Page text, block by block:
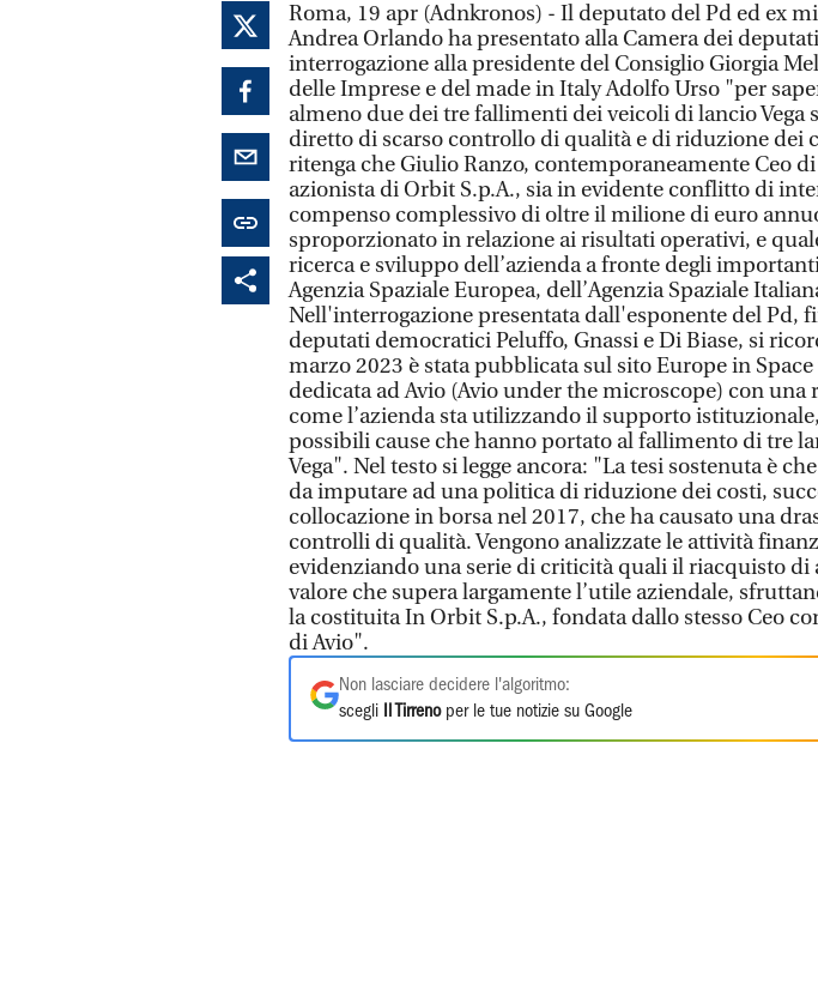
Roma, 19 apr (Adnkronos) - Il deputato del Pd ed ex
Andrea Orlando ha presentato alla Camera dei
interrogazione alla presidente del Consiglio Giorgia
delle Imprese e del made in Italy Adolfo Urso "per
almeno due dei tre fallimenti dei veicoli di lancio Vega
diretto di scarso controllo di qualità e di riduzione dei
ritenga che Giulio Ranzo, contemporaneamente Ceo
azionista di Orbit S.p.A., sia in evidente conflitto di
compenso complessivo di oltre il milione di euro
sproporzionato in relazione ai risultati operativi, e
ricerca e sviluppo dell’azienda a fronte degli
Agenzia Spaziale Europea, dell’Agenzia Spaziale
Nell'interrogazione presentata dall'esponente del Pd,
deputati democratici Peluffo, Gnassi e Di Biase, si
marzo 2023 è stata pubblicata sul sito Europe in Space
dedicata ad Avio (Avio under the microscope) con una
come l’azienda sta utilizzando il supporto
possibili cause che hanno portato al fallimento di tre
Vega". Nel testo si legge ancora: "La tesi sostenuta è
da imputare ad una politica di riduzione dei costi,
collocazione in borsa nel 2017, che ha causato una
controlli di qualità. Vengono analizzate le attività
evidenziando una serie di criticità quali il riacquisto di
valore che supera largamente l’utile aziendale,
la costituita In Orbit S.p.A., fondata dallo stesso Ceo
di Avio".
Non lasciare decidere l'algoritmo:
scegli
Il Tirrenoper le tue notizie su Google